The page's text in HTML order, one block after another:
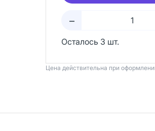
–
Осталось 3 шт.
Цена действительна при